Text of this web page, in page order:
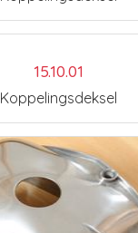
15.10.01
Koppelingsdeksel